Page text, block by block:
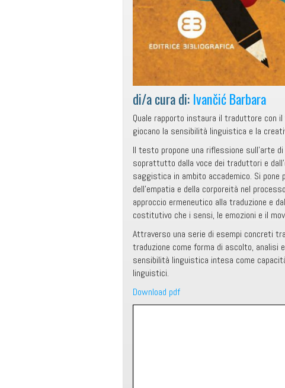
di/a cura di: Ivančić Barbara
Quale rapporto instaura il traduttore con
giocano la sensibilità linguistica e la
Il testo propone una riflessione sull’arte
soprattutto dalla voce dei traduttori e
saggistica in ambito accademico. Si
dell’empatia e della corporeità nel
approccio ermeneutico alla traduzione e
costitutivo che i sensi, le emozioni e il
Attraverso una serie di esempi concreti
traduzione come forma di ascolto, analisi
sensibilità linguistica intesa come
linguistici.
Download pdf